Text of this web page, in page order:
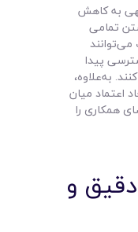
به کاهش
تمامی
پیدا
به‌علاوه،
اعتماد میان
همکاری را
و